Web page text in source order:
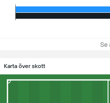
Se
Karta över skott